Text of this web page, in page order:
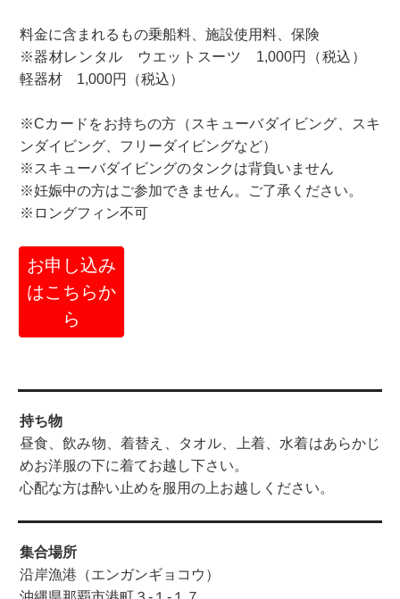
料金に含まれるもの乗船料、施設使用料、保険
※器材レンタル ウエットスーツ 1,000円（税込）
軽器材 1,000円（税込）
※Cカードをお持ちの方（スキューバダイビング、スキ
ンダイビング、フリーダイビングなど）
※スキューバダイビングのタンクは背負いません
※妊娠中の方はご参加できません。ご了承ください。
※ロングフィン不可
お申し込み
はこちらか
ら
持ち物
昼食、飲み物、着替え、タオル、上着、水着はあらかじ
めお洋服の下に着てお越し下さい。
心配な方は酔い止めを服用の上お越しください。
集合場所
沿岸漁港（エンガンギョコウ）